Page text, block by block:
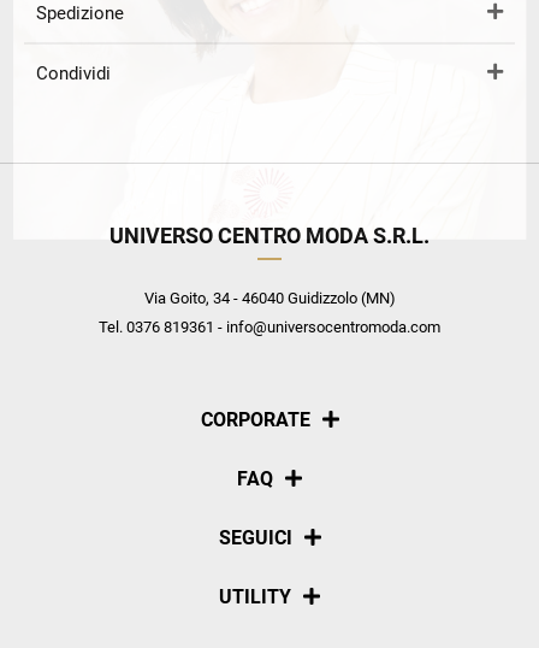
Spedizione
Condividi
UNIVERSO CENTRO MODA S.R.L.
Via Goito, 34 - 46040 Guidizzolo (MN)
Tel. 0376 819361 - info@universocentromoda.com
CORPORATE
Chi siamo
FAQ
Pagamenti
SEGUICI
Social
UTILITY